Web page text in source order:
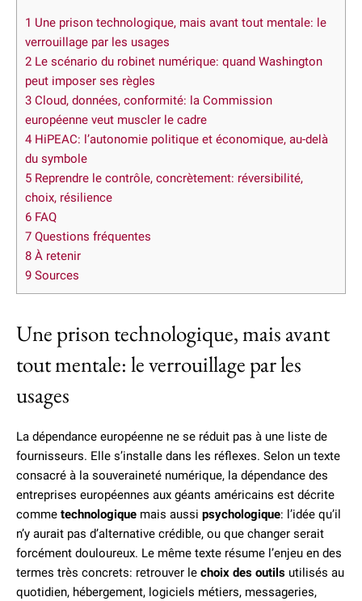
1 Une prison technologique, mais avant tout mentale: le
verrouillage par les usages
2 Le scénario du robinet numérique: quand Washington
peut imposer ses règles
3 Cloud, données, conformité: la Commission
européenne veut muscler le cadre
4 HiPEAC: l’autonomie politique et économique, au-delà
du symbole
5 Reprendre le contrôle, concrètement: réversibilité,
choix, résilience
6 FAQ
7 Questions fréquentes
8 À retenir
9 Sources
Une prison technologique, mais avant
tout mentale: le verrouillage par les
usages
La dépendance européenne ne se réduit pas à une liste de
fournisseurs. Elle s’installe dans les réflexes. Selon un texte
consacré à la souveraineté numérique, la dépendance des
entreprises européennes aux géants américains est décrite
comme technologique mais aussi psychologique: l’idée qu’il
n’y aurait pas d’alternative crédible, ou que changer serait
forcément douloureux. Le même texte résume l’enjeu en des
termes très concrets: retrouver le choix des outils utilisés au
quotidien, hébergement, logiciels métiers, messageries,